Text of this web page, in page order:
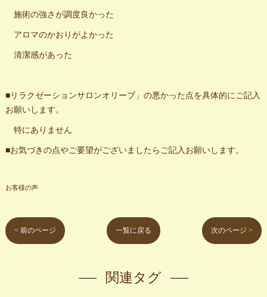
施術の強さが調度良かった
アロマのかおりがよかった
清潔感があった
■リラクゼーションサロンオリーブ」の悪かった点を具体的にご記入
お願いします。
特にありません
■お気づきの点やご要望がございましたらご記入お願いします。
お客様の声
< 前のページ 一覧に戻る 次のページ >
関連タグ